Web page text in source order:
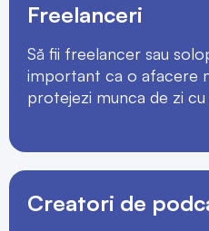
Freelanceri
Să fii freelancer sau
important ca o afacere
protejezi munca de zi cu
Creatori de